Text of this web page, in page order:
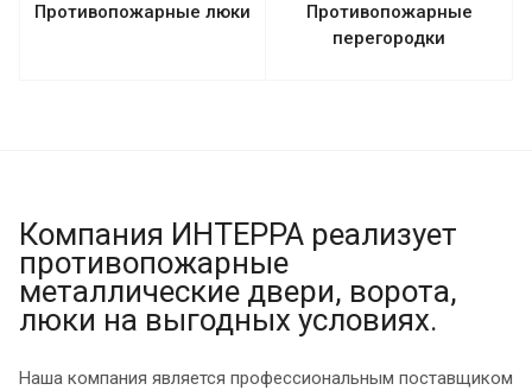
Противопожарные люки
Противопожарные
перегородки
Компания ИНТЕРРА реализует
противопожарные
металлические двери, ворота,
люки на выгодных условиях.
Наша компания является профессиональным поставщиком